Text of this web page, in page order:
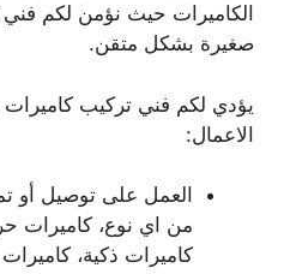
الكاميرات حيث نؤمن لكم
صغيرة بشكل متقن.
يؤدي لكم فني تركيب
الاعمال:
العمل على توصيل أو
من اي نوع، كاميرات
كاميرات ذكية،